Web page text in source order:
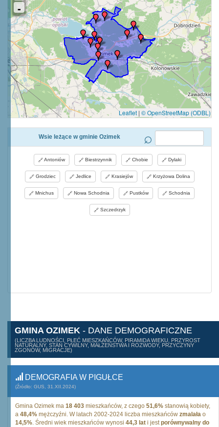
Leaflet | © OpenStreetMap (ODBL)
Wsie leżące w gminie Ozimek
Antoniów Biestrzynnik Chobie Dylaki
Grodziec Jedlice Krasiejów Krzyżowa Dolina
Mnichus Nowa Schodnia Pustków Schodnia
Szczedrzyk
GMINA OZIMEK - DANE DEMOGRAFICZNE
(LICZBA LUDNOŚCI, PŁEĆ MIESZKAŃCÓW, PIRAMIDA WIEKU, PRZYROST
NATURALNY, STAN CYWILNY, MAŁŻEŃSTWA I ROZWODY, PRZYCZYNY
ZGONÓW, MIGRACJE)
DEMOGRAFIA W PIGUŁCE
(Źródło: GUS, 31.XII.2024)
Gmina Ozimek ma 18 403 mieszkańców, z czego 51,6% stanowią kobiety,
a 48,4% mężczyźni. W latach 2002-2024 liczba mieszkańców zmalała o
14,5%. Średni wiek mieszkańców wynosi 44,3 lat i jestporównywalny do